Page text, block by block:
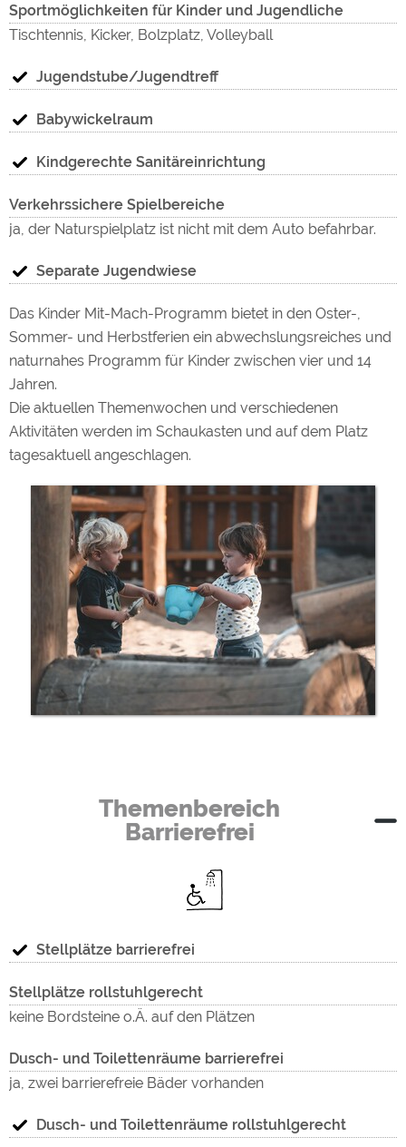
Sportmöglichkeiten für Kinder und Jugendliche
Tischtennis, Kicker, Bolzplatz, Volleyball
Jugendstube/Jugendtreff
Babywickelraum
Kindgerechte Sanitäreinrichtung
Verkehrssichere Spielbereiche
ja, der Naturspielplatz ist nicht mit dem Auto befahrbar.
Separate Jugendwiese
Das Kinder Mit-Mach-Programm bietet in den Oster-,
Sommer- und Herbstferien ein abwechslungsreiches und
naturnahes Programm für Kinder zwischen vier und 14
Jahren.
Die aktuellen Themenwochen und verschiedenen
Aktivitäten werden im Schaukasten und auf dem Platz
tagesaktuell angeschlagen.
Themenbereich
Barrierefrei
Stellplätze barrierefrei
Stellplätze rollstuhlgerecht
keine Bordsteine o.Ä. auf den Plätzen
Dusch- und Toilettenräume barrierefrei
ja, zwei barrierefreie Bäder vorhanden
Dusch- und Toilettenräume rollstuhlgerecht